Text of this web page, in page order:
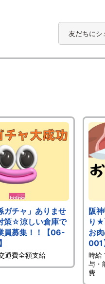
友だちにシ
ガチャ」ありませ
策☆涼しい倉庫で
員募集！！【06-
通費全額支給
阪
り★
お
001
時給
与・
費